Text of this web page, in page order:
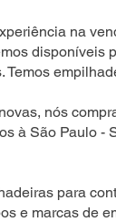
na
disponíveis
Temos
nós
à São Paulo -
para
e marcas de